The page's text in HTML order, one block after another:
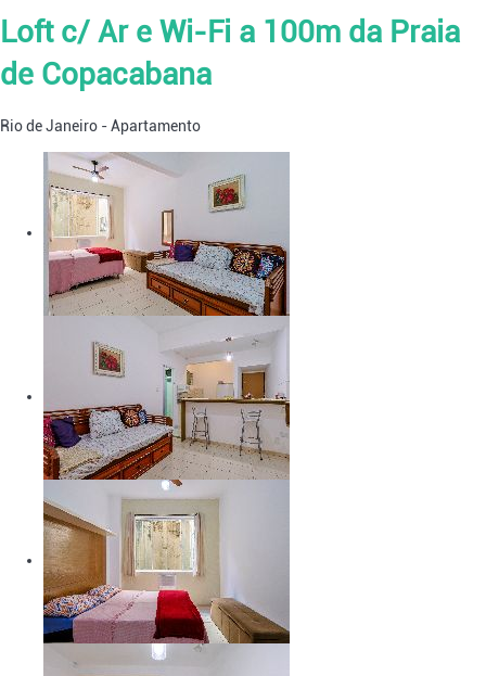
Loft c/ Ar e Wi-Fi a 100m da Praia
de Copacabana
Rio de Janeiro -Apartamento